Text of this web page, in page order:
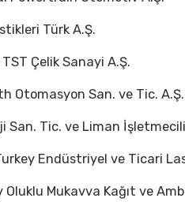
Türk A.Ş.
Çelik Sanayi A.Ş.
Otomasyon San. ve Tic. A.Ş.
San. Tic. ve Liman
Endüstriyel ve Ticari
Oluklu Mukavva Kağıt ve